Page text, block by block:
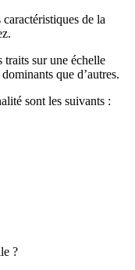
de la
traits sur une échelle
que d’autres.
sont les suivants :
?